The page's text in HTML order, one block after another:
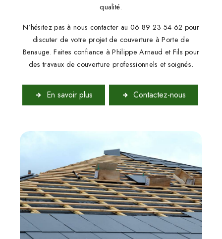
qualité.
N'hésitez pas à nous contacter au 06 89 23 54 62 pour
discuter de votre projet de couverture à Porte de
Benauge. Faites confiance à Philippe Arnaud et Fils pour
des travaux de couverture professionnels et soignés.
En savoir plus Contactez-nous